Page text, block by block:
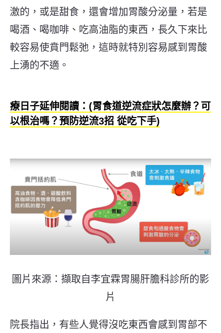
激的，或是甜食，還會增加胃酸分泌量，若是
喝酒、喝咖啡、吃高油脂的東西，長久下來比
較容易使賁門鬆弛，這時就特別容易感到胃酸
上湧的不適。
療日子延伸閱讀：(胃食道逆流症狀怎麼辦？可
以根治嗎？預防逆流3招 從吃下手)
圖片來源：擷取自李宜霖胃腸肝膽科診所的影
片
院長指出，有些人覺得沒吃東西會感到胃部不